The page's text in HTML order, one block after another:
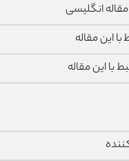
انگلیسی
این مقاله
با این مقاله